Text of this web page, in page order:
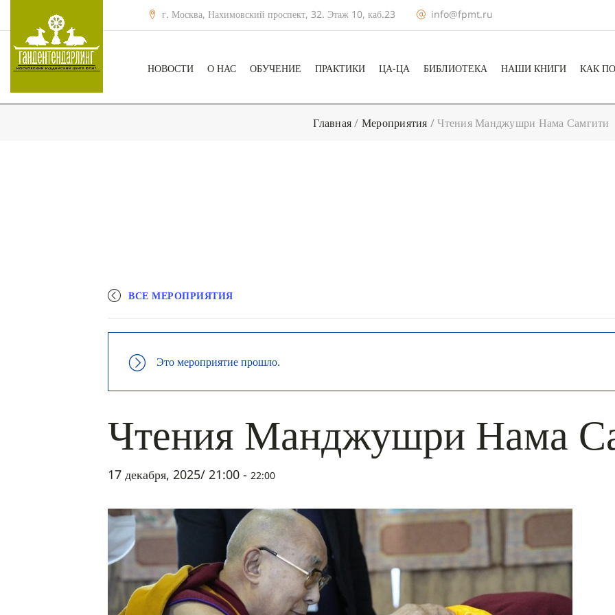
г. Москва, Нахимовский проспект, 32. Этаж 10, каб.23 info@fpmt.ru
НОВОСТИ О НАС ОБУЧЕНИЕ ПРАКТИКИ ЦА-ЦА БИБЛИОТЕКА НАШИ КНИГИ КАК
Главная/ Мероприятия /Чтения Манджушри Нама Самгити
ВСЕ МЕРОПРИЯТИЯ
Это мероприятие прошло.
Чтения Манджушри Нама
17 декабря, 2025/ 21:00 - 22:00